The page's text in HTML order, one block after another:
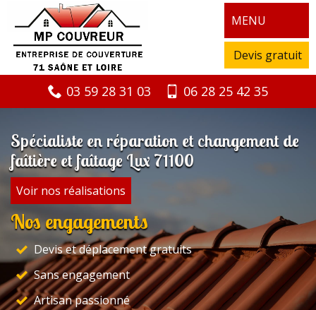
MENU
Devis gratuit
03 59 28 31 03 06 28 25 42 35
Spécialiste en réparation et changement de
faîtière et faîtage Lux 71100
Voir nos réalisations
Nos engagements
Devis et déplacement gratuits
Sans engagement
Artisan passionné